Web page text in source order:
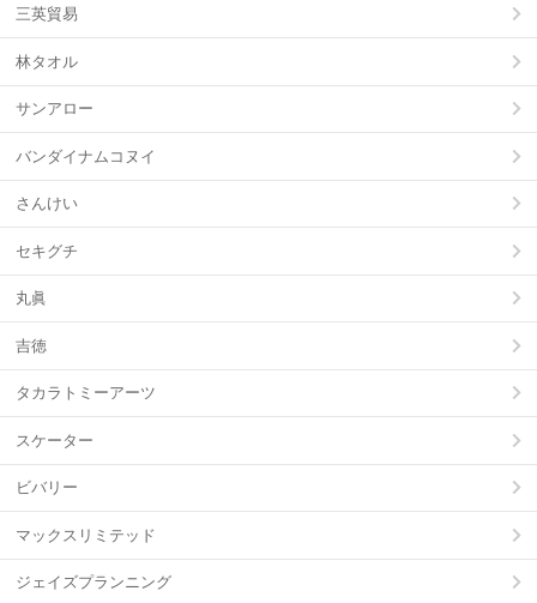
三英貿易
林タオル
サンアロー
バンダイナムコヌイ
さんけい
セキグチ
丸眞
吉徳
タカラトミーアーツ
スケーター
ビバリー
マックスリミテッド
ジェイズプランニング